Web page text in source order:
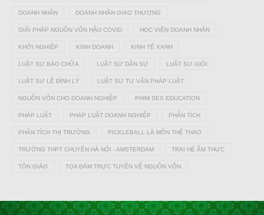
DOANH NHÂN DOANH NHÂN GIAO THƯƠNG
GIẢI PHÁP NGUỒN VỐN HẬU COVID HỌC VIỆN DOANH NHÂN
KHỞI NGHIỆP KINH DOANH KINH TẾ XANH
LUẬT SƯ BÀO CHỮA LUẬT SƯ DÂN SỰ LUẬT SƯ GIỎI
LUẬT SƯ LÊ ĐÌNH LÝ LUẬT SƯ TƯ VẤN PHÁP LUẬT
NGUỒN VỐN CHO DOANH NGHIỆP PHIM SEX EDUCATION
PHÁP LUẬT PHÁP LUẬT DOANH NGHIỆP PHÂN TÍCH
PHÂN TÍCH THỊ TRƯỜNG PICKLEBALL LÀ MÔN THỂ THAO
TRƯỜNG THPT CHUYÊN HÀ NỘI - AMSTERDAM TRẠI HÈ ẨM THỰC
TÔN GIÁO TỌA ĐÀM TRỰC TUYẾN VỀ NGUỒN VỐN